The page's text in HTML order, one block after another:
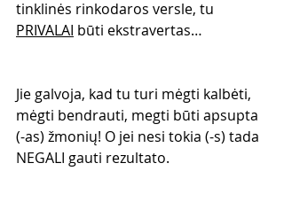
tinklinės rinkodaros versle, tu
PRIVALAI būti ekstravertas…
Jie galvoja, kad tu turi mėgti kalbėti,
mėgti bendrauti, megti būti apsupta
(-as) žmonių! O jei nesi tokia (-s) tada
NEGALI gauti rezultato.